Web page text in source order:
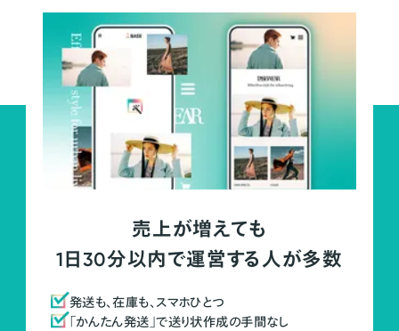
売上が増えても
1日30分以内で運営する人が多数
発送も、在庫も、スマホひとつ
「かんたん発送」で送り状作成の手間なし